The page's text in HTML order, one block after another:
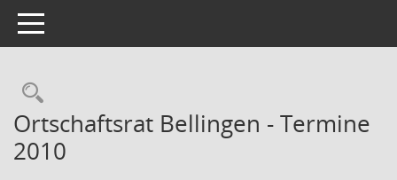
Toggle navigation
Rechercheauswahl
Ortschaftsrat Bellingen - Termine
2010